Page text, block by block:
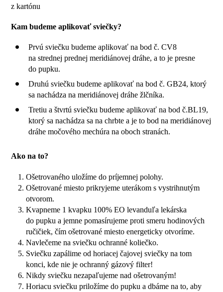
z kartónu
Kam budeme aplikovať sviečky?
Prvú sviečku budeme aplikovať na bod č. CV8
na strednej prednej meridiánovej dráhe, a to je presne
do pupku.
Druhú sviečku budeme aplikovať na bod č. GB24, ktorý
sa nachádza na meridiánovej dráhe žlčníka.
Tretiu a štvrtú sviečku budeme aplikovať na bod č.BL19,
ktorý sa nachádza sa na chrbte a je to bod na meridiánovej
dráhe močového mechúra na oboch stranách.
Ako na to?
Ošetrovaného uložíme do príjemnej polohy.
Ošetrované miesto prikryjeme uterákom s vystrihnutým
otvorom.
Kvapneme 1 kvapku 100% EO levanduľa lekárska
do pupku a jemne pomasírujeme proti smeru hodinových
ručičiek, čím ošetrované miesto energeticky otvoríme.
Navlečeme na sviečku ochranné koliečko.
Sviečku zapálime od horiacej čajovej sviečky na tom
konci, kde nie je ochranný gázový filter!
Nikdy sviečku nezapaľujeme nad ošetrovaným!
Horiacu sviečku priložíme do pupku a dbáme na to, aby